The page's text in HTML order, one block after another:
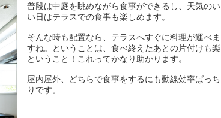
普段は中庭を眺めながら食事ができるし、天気のい
い日はテラスでの食事も楽しめます。
そんな時も配置なら、テラスへすぐに料理が運べま
すね。ということは、食べ終えたあとの片付けも楽
ということ！これってかなり助かります。
屋内屋外、どちらで食事をするにも動線効率ばっち
りです。